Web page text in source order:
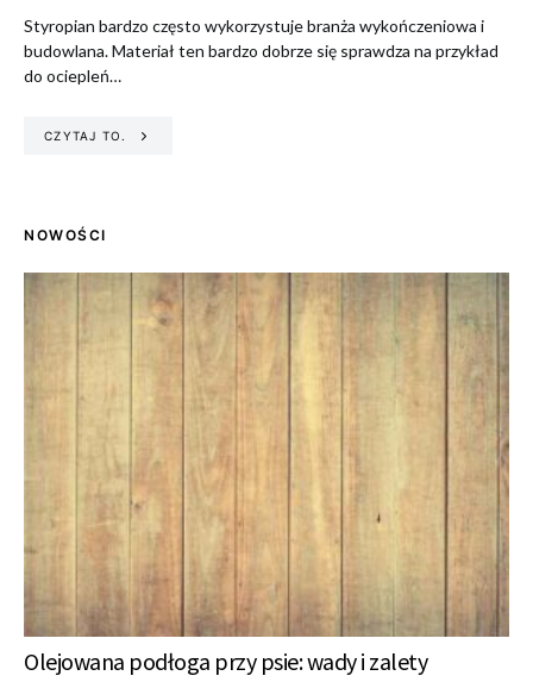
Styropian bardzo często wykorzystuje branża wykończeniowa i
budowlana. Materiał ten bardzo dobrze się sprawdza na przykład
do ociepleń…
CZYTAJ TO.
NOWOŚCI
Olejowana podłoga przy psie: wady i zalety